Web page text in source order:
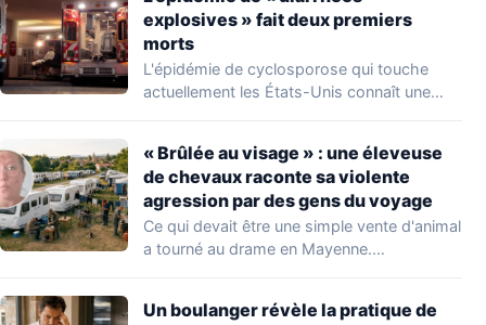
explosives » fait deux premiers
morts
L'épidémie de cyclosporose qui touche
actuellement les États-Unis connaît une
« Brûlée au visage » : une éleveuse
de chevaux raconte sa violente
agression par des gens du voyage
Ce qui devait être une simple vente d'animal
a tourné au drame en Mayenne.…
Un boulanger révèle la pratique de